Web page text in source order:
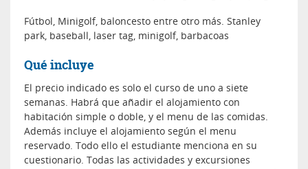
Fútbol, Minigolf, baloncesto entre otro más. Stanley
park, baseball, laser tag, minigolf, barbacoas
Qué incluye
El precio indicado es solo el curso de uno a siete
semanas. Habrá que añadir el alojamiento con
habitación simple o doble, y el menu de las comidas.
Además incluye el alojamiento según el menu
reservado. Todo ello el estudiante menciona en su
cuestionario. Todas las actividades y excursiones